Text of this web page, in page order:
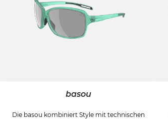
basou
Die basou kombiniert Style mit technischen